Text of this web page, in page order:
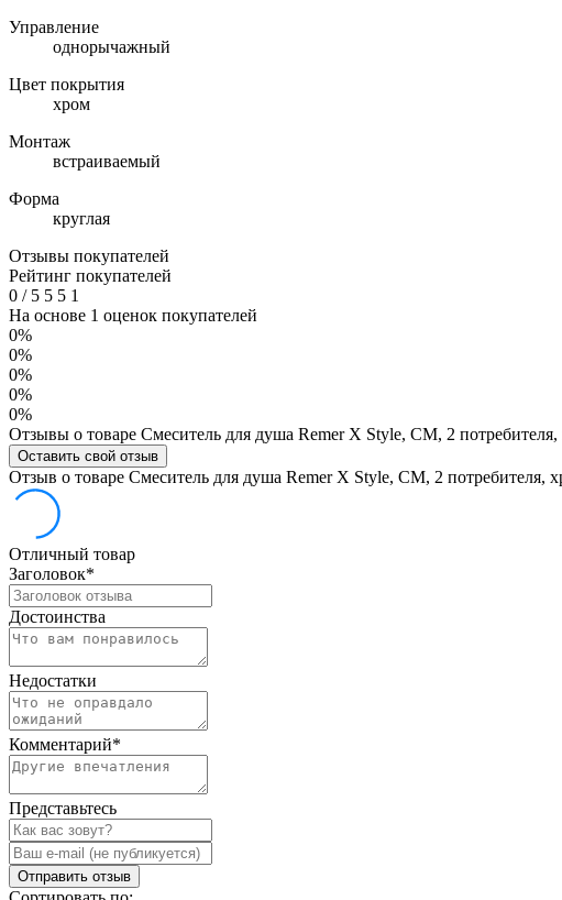
Управление
однорычажный
Цвет покрытия
хром
Монтаж
встраиваемый
Форма
круглая
Отзывы покупателей
Рейтинг покупателей
0 /5 5 5 1
На основе 1 оценок покупателей
0%
0%
0%
0%
0%
Отзывы о товаре Смеситель для душа Remer X Style, СМ, 2
Оставить свой отзыв
Отзыв о товаре Смеситель для душа Remer X Style, СМ, 2 потребителя,
Отличный товар
Заголовок*
Достоинства
Недостатки
Комментарий*
Представьтесь
Отправить отзыв